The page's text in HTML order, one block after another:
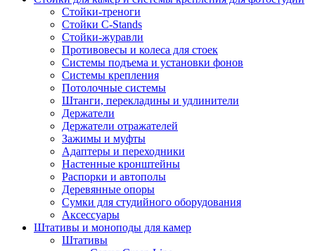
Стойки-треноги
Стойки C-Stands
Стойки-журавли
Противовесы и колеса для стоек
Системы подъема и установки фонов
Системы крепления
Потолочные системы
Штанги, перекладины и удлинители
Держатели
Держатели отражателей
Зажимы и муфты
Адаптеры и переходники
Настенные кронштейны
Распорки и автополы
Деревянные опоры
Сумки для студийного оборудования
Аксессуары
Штативы и моноподы для камер
Штативы